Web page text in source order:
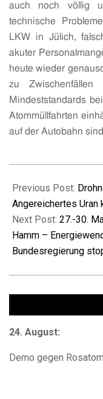
auch noch völlig
technische
LKW in Jülich,
akuter
heute wieder
zu
Mindeststandards
Atommüllfahrten
auf der Autobahn
05-
21
Previous Post:
Angereichertes Uran
Next Post: 27.-30.
Hamm –
Bundesregierung
24. August:
Demo gegen